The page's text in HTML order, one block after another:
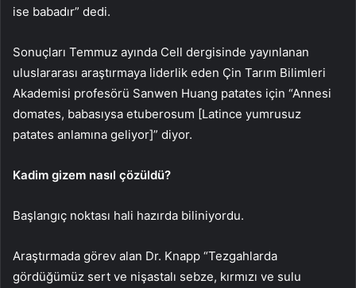
ise babadır” dedi.
Sonuçları Temmuz ayında Cell dergisinde yayınlanan
uluslararası araştırmaya liderlik eden Çin Tarım Bilimleri
Akademisi profesörü Sanwen Huang patates için “Annesi
domates, babasıysa etuberosum [Latince yumrusuz
patates anlamına geliyor]” diyor.
Kadim gizem nasıl çözüldü?
Başlangıç noktası hali hazırda biliniyordu.
Araştırmada görev alan Dr. Knapp “Tezgahlarda
gördüğümüz sert ve nişastalı sebze, kırmızı ve sulu